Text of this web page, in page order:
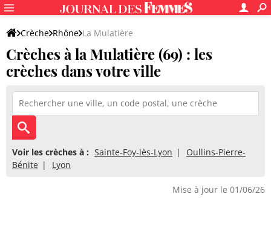
Crèche Rhône La Mulatière
Crèches à la Mulatière (69) : les
crèches dans votre ville
Voir les crèches à : Sainte-Foy-lès-Lyon
Oullins-Pierre-
Bénite
Lyon
Mise à jour le 01/06/26